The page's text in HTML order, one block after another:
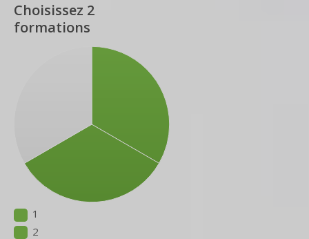
Choisissez 2
formations
1
2